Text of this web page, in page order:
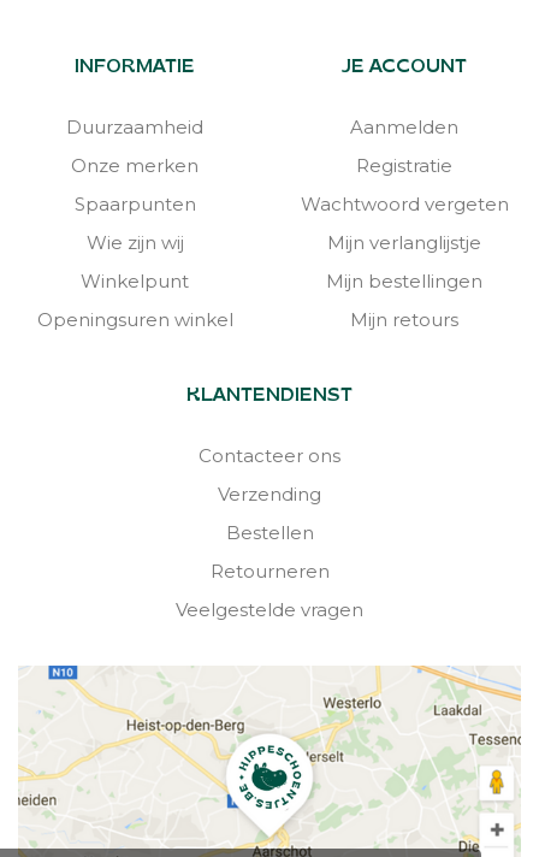
INFORMATIE
Duurzaamheid
Onze merken
Spaarpunten
Wie zijn wij
Winkelpunt
Openingsuren winkel
JE ACCOUNT
Aanmelden
Registratie
Wachtwoord vergeten
Mijn verlanglijstje
Mijn bestellingen
Mijn retours
KLANTENDIENST
Contacteer ons
Verzending
Bestellen
Retourneren
Veelgestelde vragen